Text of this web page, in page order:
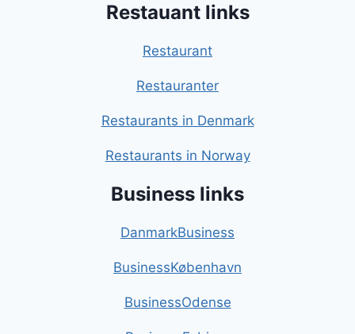
Restauant links
Restaurant
Restauranter
Restaurants in Denmark
Restaurants in Norway
Business links
DanmarkBusiness
BusinessKøbenhavn
BusinessOdense